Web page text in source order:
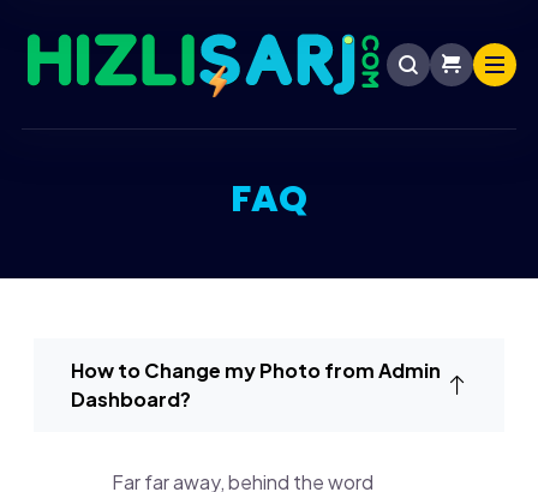
FAQ
How to Change my Photo from Admin
Dashboard?
Far far away, behind the word